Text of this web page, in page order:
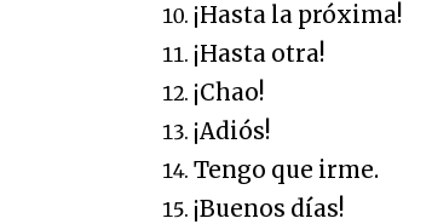
¡Hasta la próxima!
¡Hasta otra!
¡Chao!
¡Adiós!
Tengo que irme.
¡Buenos días!